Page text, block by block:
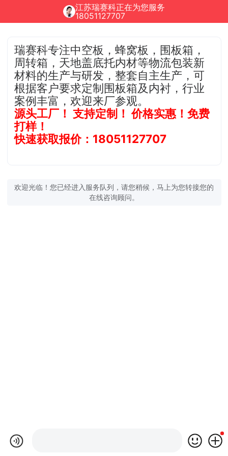
江苏瑞赛科正在为您服务
18051127707
瑞赛科专注中空板，蜂窝板，围板箱，
周转箱，天地盖底托内材等物流包装新
材料的生产与研发，整套自主生产，可
根据客户要求定制围板箱及内衬，行业
案例丰富，欢迎来厂参观。
源头工厂！ 支持定制！ 价格实惠！免费
打样！
快速获取报价：18051127707
欢迎光临！您已经进入服务队列，请您稍候，马上为您转接您的
在线咨询顾问。